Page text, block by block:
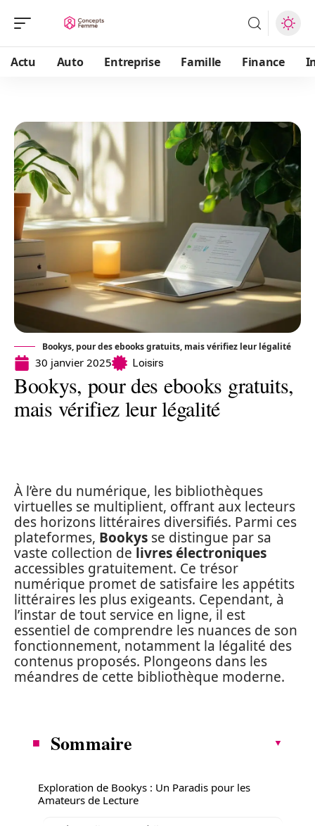
Actu Auto Entreprise Famille Finance
Bookys, pour des ebooks gratuits, mais vérifiez leur légalité
30 janvier 2025 Loisirs
Bookys, pour des ebooks gratuits,
mais vérifiez leur légalité
À l’ère du numérique, les bibliothèques
virtuelles se multiplient, offrant aux lecteurs
des horizons littéraires diversifiés. Parmi ces
plateformes, Bookys se distingue par sa
vaste collection de livres électroniques
accessibles gratuitement. Ce trésor
numérique promet de satisfaire les appétits
littéraires les plus exigeants. Cependant, à
l’instar de tout service en ligne, il est
essentiel de comprendre les nuances de son
fonctionnement, notamment la légalité des
contenus proposés. Plongeons dans les
méandres de cette bibliothèque moderne.
Sommaire
Exploration de Bookys : Un Paradis pour les
Amateurs de Lecture